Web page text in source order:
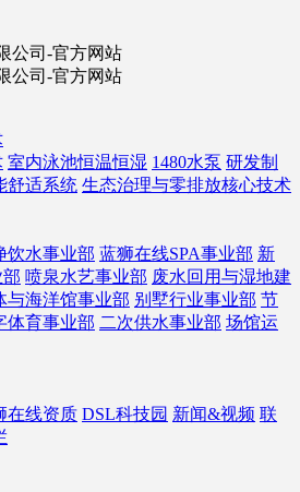
室内泳池恒温恒湿 1480水泵 研发制
舒适系统 生态治理与零排放核心技术
饮水事业部 蓝狮在线SPA事业部 新
喷泉水艺事业部 废水回用与湿地建
与海洋馆事业部 别墅行业事业部 节
体育事业部 二次供水事业部 场馆运
在线资质 DSL科技园 新闻&视频 联